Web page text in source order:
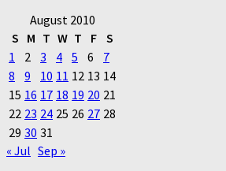
August 2010
S M T W T F S
1
2 3 4 5 6
7
8
9 10 11 12 13 14
15 16 17 18 19 20 21
22 23 24 25 26 27 28
29 30 31
« Jul Sep »